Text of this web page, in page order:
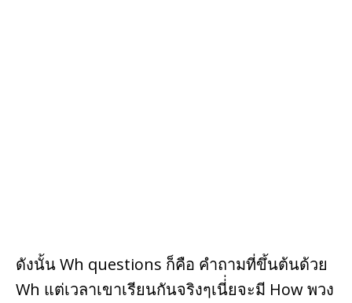
ดังนั้น Wh questions ก็คือ คำถามที่ขึ้นต้นด้วย
Wh แต่เวลาเขาเรียนกันจริงๆเนี่่ยจะมี How พวง